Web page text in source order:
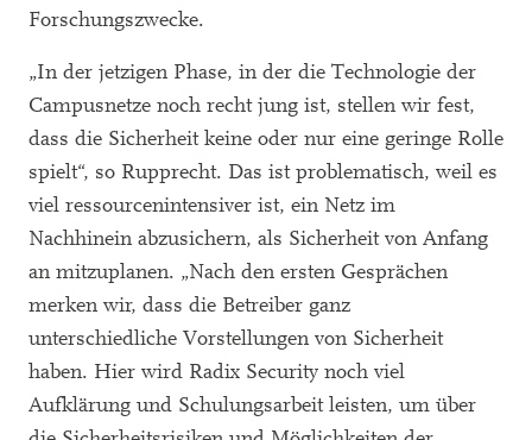
Forschungszwecke.
„In der jetzigen Phase, in der die Technologie der
Campusnetze noch recht jung ist, stellen wir fest,
dass die Sicherheit keine oder nur eine geringe Rolle
spielt“, so Rupprecht. Das ist problematisch, weil es
viel ressourcenintensiver ist, ein Netz im
Nachhinein abzusichern, als Sicherheit von Anfang
an mitzuplanen. „Nach den ersten Gesprächen
merken wir, dass die Betreiber ganz
unterschiedliche Vorstellungen von Sicherheit
haben. Hier wird Radix Security noch viel
Aufklärung und Schulungsarbeit leisten, um über